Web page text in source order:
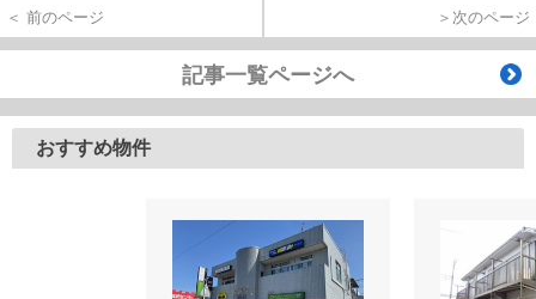
＜ 前のページ ＞次のページ
記事一覧ページへ
おすすめ物件